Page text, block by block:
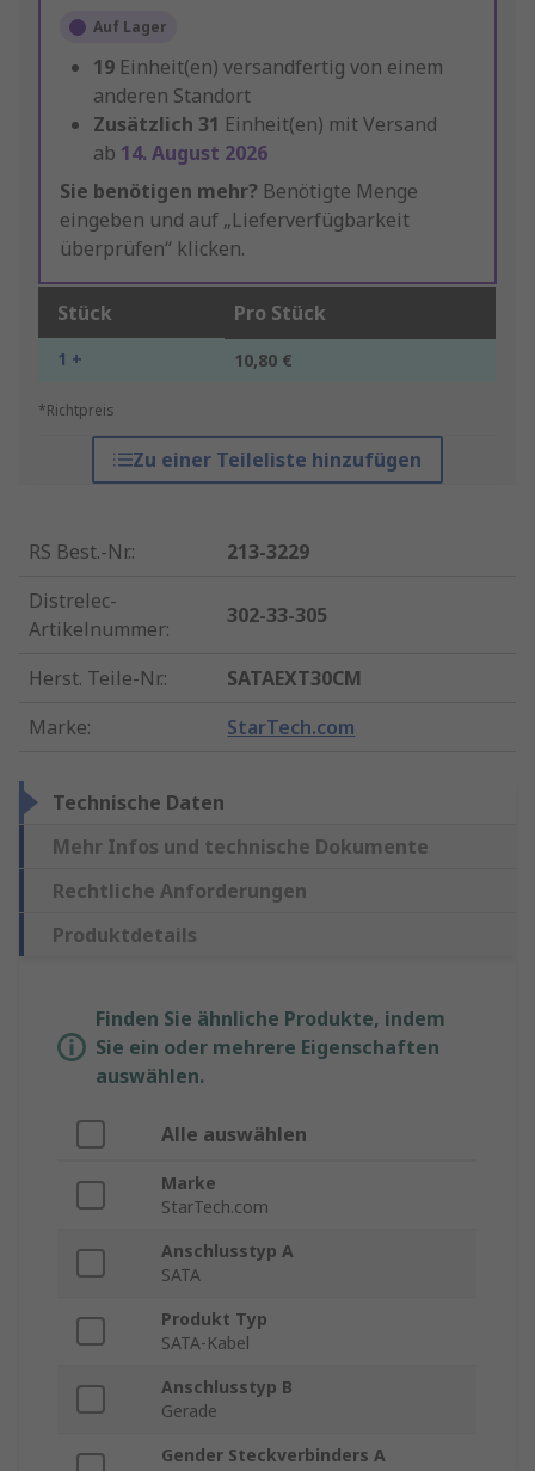
Auf Lager
19 Einheit(en) versandfertig von einem
anderen Standort
Zusätzlich 31 Einheit(en) mit Versand
ab 14. August 2026
Sie benötigen mehr? Benötigte Menge
eingeben und auf „Lieferverfügbarkeit
überprüfen“ klicken.
Stück Pro Stück
1 + 10,80 €
*Richtpreis
Zu einer Teileliste hinzufügen
RS Best.-Nr.:
213-3229
Distrelec-
Artikelnummer:
302-33-305
Herst. Teile-Nr.:
SATAEXT30CM
Marke: StarTech.com
Technische Daten
Mehr Infos und technische Dokumente
Rechtliche Anforderungen
Produktdetails
Finden Sie ähnliche Produkte, indem
Sie ein oder mehrere Eigenschaften
auswählen.
Alle auswählen
Marke
StarTech.com
Anschlusstyp A
SATA
Produkt Typ
SATA-Kabel
Anschlusstyp B
Gerade
Gender Steckverbinders A